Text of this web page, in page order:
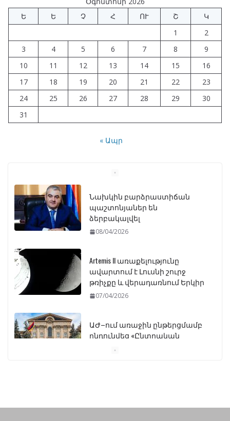
o
o
k
a
m
A
p
p
dI
n
Ե
Ե Չ Հ ՈՒ Շ
Կ
1
2
3
4 5 6 7 8
9
10
11 12 13 14 15
16
17
18 19 20 21 22
23
24
25 26 27 28 29
30
31
« Ապր
Նախկին բարձրաստիճան
պաշտոնյաներ են
ձերբակալվել
08/04/2026
Artemis II առաքելությունը
ավարտում է Լուսնի շուրջ
թռիչքը և վերադառնում Երկիր
07/04/2026
ԱԺ–ում առաջին ընթերցմամբ
ընդունվեց «Ընտրական
կբողոքարկի Գարեգին